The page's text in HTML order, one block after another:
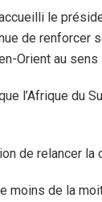
le
de renforcer
Orient au sens
l’Afrique du
de relancer la
moins de la